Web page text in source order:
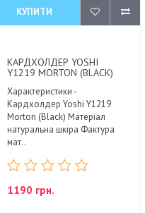
КУПИТИ
КАРДХОЛДЕР YOSHI
Y1219 MORTON (BLACK)
Характеристики -
Кардхолдер Yoshi Y1219
Morton (Black) Матеріал
натуральна шкіра Фактура
мат..
1190 грн.